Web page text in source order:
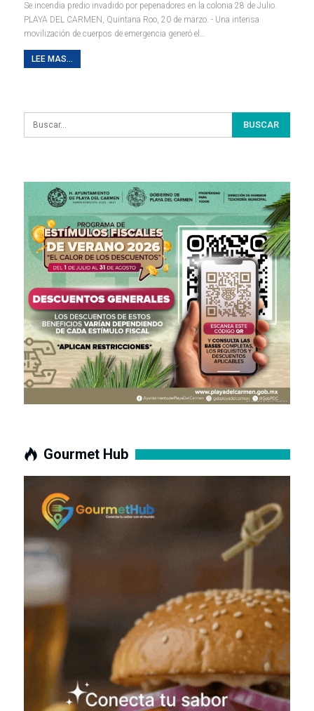
Se incendia predio invadido por pepenadores en la colonia 28 de Julio.
PLAYA DEL CARMEN, Quintana Roo, 20 de marzo. - Una intensa
movilización de cuerpos de emergencia generó el …
LEE MAS...
Gourmet Hub